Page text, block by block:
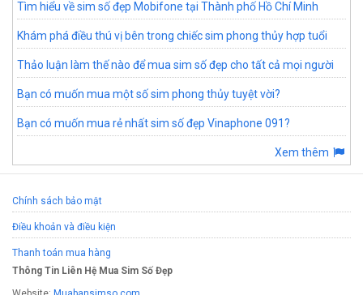
Tìm hiểu về sim số đẹp Mobifone tại Thành phố Hồ Chí Minh
Khám phá điều thú vị bên trong chiếc sim phong thủy hợp tuổi
Thảo luận làm thế nào để mua sim số đẹp cho tất cả mọi người
Bạn có muốn mua một số sim phong thủy tuyệt vời?
Bạn có muốn mua rẻ nhất sim số đẹp Vinaphone 091?
Xem thêm
Chính sách bảo mật
Điều khoản và điều kiện
Thanh toán mua hàng
Thông Tin Liên Hệ Mua Sim Số Đẹp